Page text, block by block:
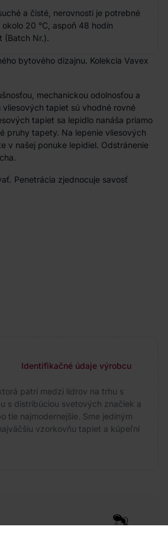
a čisté, nerovnosti je potrebné
20 °C, aspoň 48 hodín
(Batch Nr.).
bytového dizajnu. Kolekcia Vavex
mechanickou odolnosťou a
tapiet sú vhodné rovné
tapiet sa lepidlo nanáša priamo
pruhy tapety. Na lepenie vliesových
v našej ponuke lepidiel. Odstránenie
Penetrácia zjednocuje savosť
Identifikačné údaje výrobcu
patrí medzi lídrov na trhu s
s distribúciou svetových značiek a
tie najmodernejšie. Sme jediným
vzorkovňu tapiet a kúpeľní